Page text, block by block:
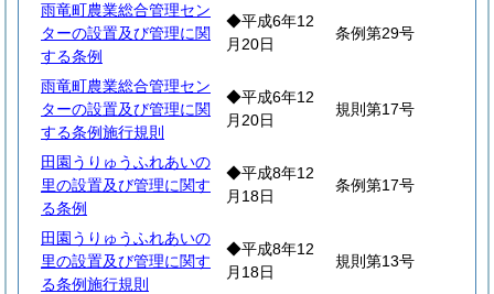
雨竜町農業総合管理セン
ターの設置及び管理に関
する条例
◆平成6年12
月20日
条例第29号
雨竜町農業総合管理セン
ターの設置及び管理に関
する条例施行規則
◆平成6年12
月20日
規則第17号
田園うりゅうふれあいの
里の設置及び管理に関す
る条例
◆平成8年12
月18日
条例第17号
田園うりゅうふれあいの
里の設置及び管理に関す
る条例施行規則
◆平成8年12
月18日
規則第13号